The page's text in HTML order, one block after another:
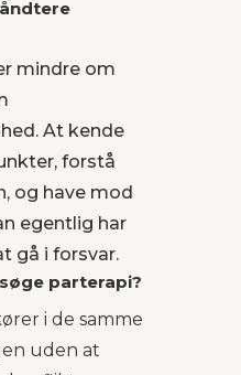
mindre om
At kende
forstå
og have mod
egentlig har
gå i forsvar.
parterapi?
i de samme
uden at